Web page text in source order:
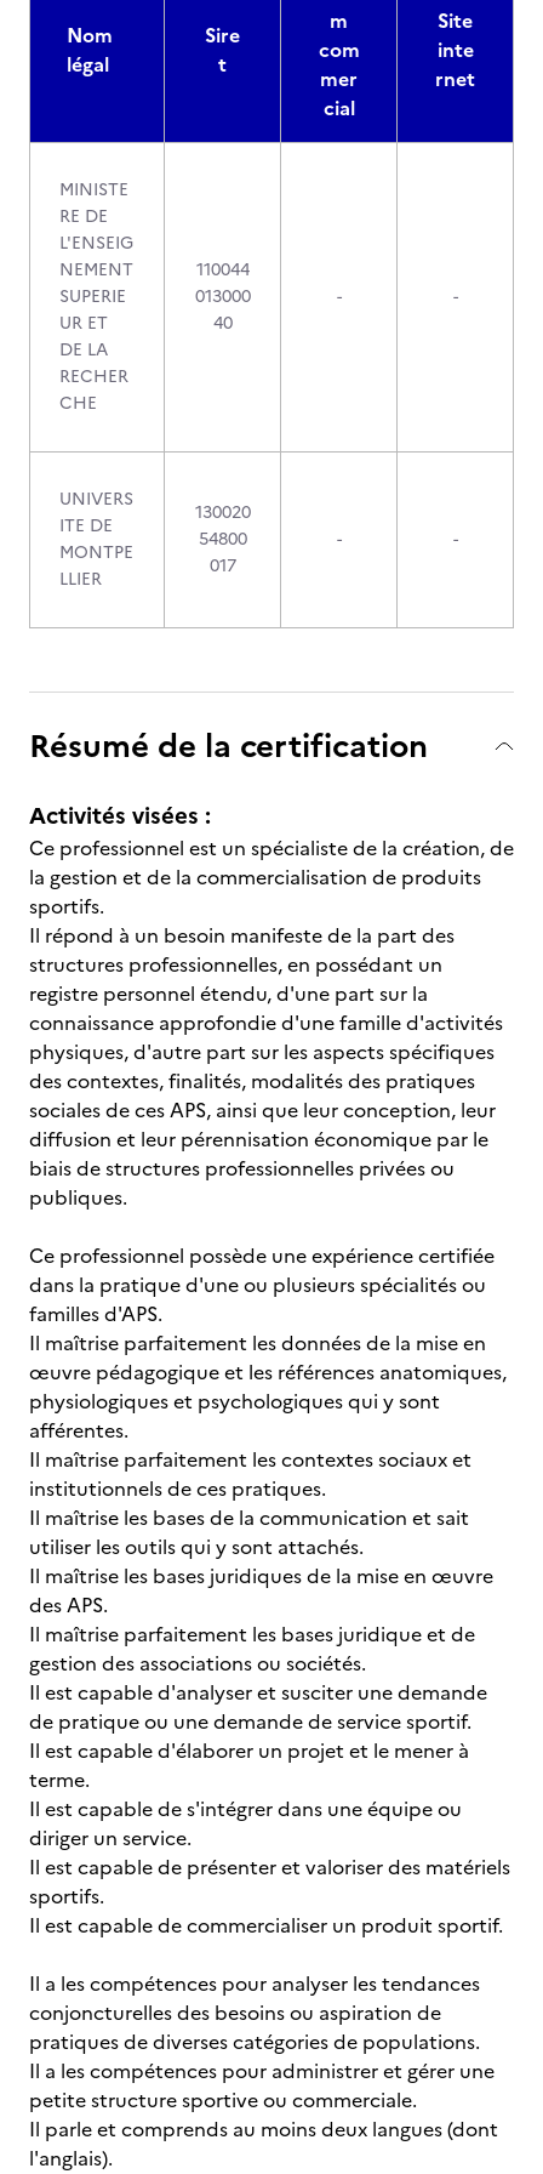
Nom
légal
Sire
t
m
com
mer
cial
Site
inte
rnet
MINISTE
RE DE
L'ENSEIG
NEMENT
SUPERIE
UR ET
DE LA
RECHER
CHE
110044
013000
40
- -
UNIVERS
ITE DE
MONTPE
LLIER
130020
54800
017
- -
Résumé de la certification
Activités visées :
Ce professionnel est un spécialiste de la création, de
la gestion et de la commercialisation de produits
sportifs.
Il répond à un besoin manifeste de la part des
structures professionnelles, en possédant un
registre personnel étendu, d'une part sur la
connaissance approfondie d'une famille d'activités
physiques, d'autre part sur les aspects spécifiques
des contextes, finalités, modalités des pratiques
sociales de ces APS, ainsi que leur conception, leur
diffusion et leur pérennisation économique par le
biais de structures professionnelles privées ou
publiques.
Ce professionnel possède une expérience certifiée
dans la pratique d'une ou plusieurs spécialités ou
familles d'APS.
Il maîtrise parfaitement les données de la mise en
œuvre pédagogique et les références anatomiques,
physiologiques et psychologiques qui y sont
afférentes.
Il maîtrise parfaitement les contextes sociaux et
institutionnels de ces pratiques.
Il maîtrise les bases de la communication et sait
utiliser les outils qui y sont attachés.
Il maîtrise les bases juridiques de la mise en œuvre
des APS.
Il maîtrise parfaitement les bases juridique et de
gestion des associations ou sociétés.
Il est capable d'analyser et susciter une demande
de pratique ou une demande de service sportif.
Il est capable d'élaborer un projet et le mener à
terme.
Il est capable de s'intégrer dans une équipe ou
diriger un service.
Il est capable de présenter et valoriser des matériels
sportifs.
Il est capable de commercialiser un produit sportif.
Il a les compétences pour analyser les tendances
conjoncturelles des besoins ou aspiration de
pratiques de diverses catégories de populations.
Il a les compétences pour administrer et gérer une
petite structure sportive ou commerciale.
Il parle et comprends au moins deux langues (dont
l'anglais).